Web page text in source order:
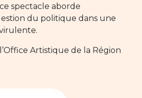
spectacle aborde
du politique dans une
Artistique de la Région